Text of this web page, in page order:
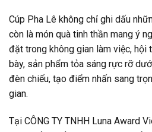
Cúp Pha Lê không chỉ ghi dấu
còn là món quà tinh thần mang ý
đặt trong không gian làm việc, hội
bày, sản phẩm tỏa sáng rực rỡ
đèn chiếu, tạo điểm nhấn sang
gian.
Tại CÔNG TY TNHH Luna Award